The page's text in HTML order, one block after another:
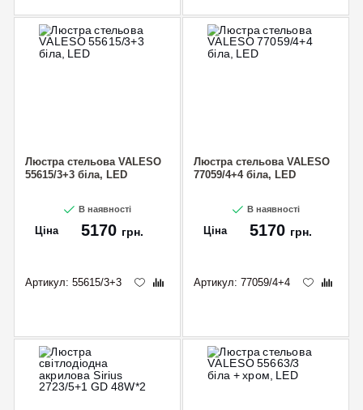
Люстра стельова VALESO
55615/3+3 біла, LED
В наявності
Ціна 5170 грн.
Артикул: 55615/3+3
Люстра стельова VALESO
77059/4+4 біла, LED
В наявності
Ціна 5170 грн.
Артикул: 77059/4+4